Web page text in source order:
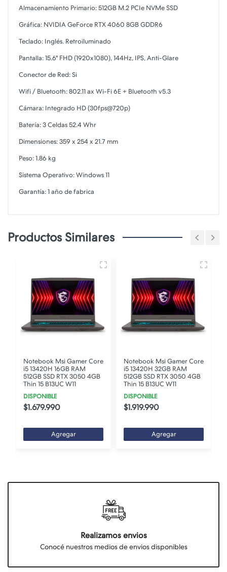
Almacenamiento Primario: 512GB M.2 PCIe NVMe SSD
Gráfica: NVIDIA GeForce RTX 4060 8GB GDDR6
Teclado: Inglés. Retroiluminado
Pantalla: 15.6" FHD (1920x1080), 144Hz, IPS, Anti-Glare
Conector de Red: Si
Wifi / Bluetooth: 802.11 ax Wi-Fi 6E + Bluetooth v5.3
Cámara: Integrado HD (30fps@720p)
Batería: 3 Celdas 52.4 Whr
Dimensiones: 359 x 254 x 21.7 mm
Peso: 1.86 kg
Sistema Operativo: Windows 11
Garantía: 1 año de fabrica
Productos Similares
Notebook Msi Gamer Core
i5 13420H 16GB RAM
512GB SSD RTX 3050 4GB
Thin 15 B13UC W11
DISPONIBLE
$1.679.990
Agregar
Notebook Msi Gamer Core
i5 13420H 32GB RAM
512GB SSD RTX 3050 4GB
Thin 15 B13UC W11
DISPONIBLE
$1.919.990
Agregar
Realizamos envios
Conocé nuestros medios de envios disponibles